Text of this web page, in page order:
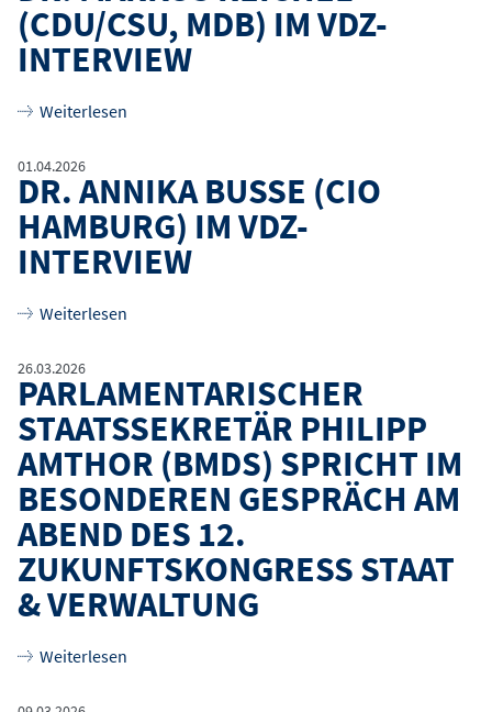
(CDU/CSU, MDB) IM VDZ-
INTERVIEW
Weiterlesen
01.04.2026
DR. ANNIKA BUSSE (CIO
HAMBURG) IM VDZ-
INTERVIEW
Weiterlesen
26.03.2026
PARLAMENTARISCHER
STAATSSEKRETÄR PHILIPP
AMTHOR (BMDS) SPRICHT IM
BESONDEREN GESPRÄCH AM
ABEND DES 12.
ZUKUNFTSKONGRESS STAAT
& VERWALTUNG
Weiterlesen